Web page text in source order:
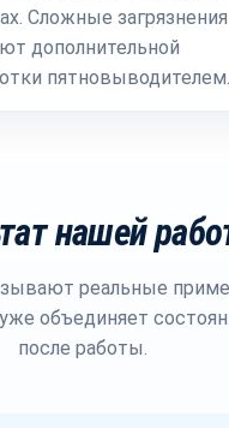
Сложные загрязнения
дополнительной
пятновыводителем.
нашей
реальные
объединяет
после работы.